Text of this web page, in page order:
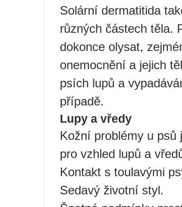
Solární dermatitida
různých částech těla.
dokonce olysat,
onemocnění a jejich
psích lupů a
případě.
Lupy a vředy
Kožní problémy u psů
pro vzhled lupů a
Kontakt s toulavými
Sedavý životní styl.